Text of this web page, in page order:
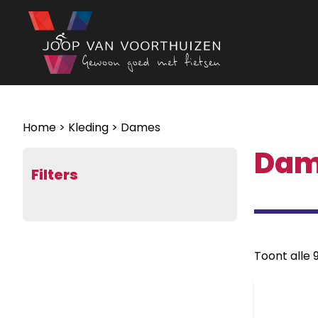
Ga naar de inhoud
Home > Kleding > Dames
Filters
Toont alle